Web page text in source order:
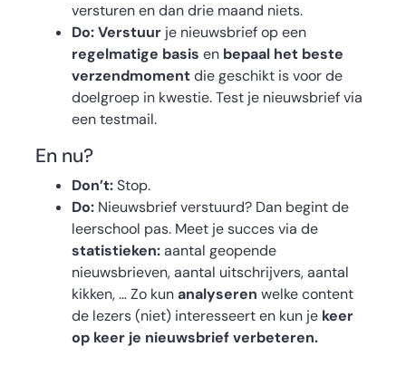
versturen en dan drie maand niets.
Do: Verstuur je nieuwsbrief op een
regelmatige basis en bepaal het beste
verzendmomentdie geschikt is voor de
doelgroep in kwestie. Test je nieuwsbrief via
een testmail.
En nu?
Don’t:Stop.
Do: Nieuwsbrief verstuurd? Dan begint de
leerschool pas. Meet je succes via de
statistieken:aantal geopende
nieuwsbrieven, aantal uitschrijvers, aantal
kikken, … Zo kunanalyseren welke content
de lezers (niet) interesseert en kun je keer
op keer je nieuwsbrief verbeteren.